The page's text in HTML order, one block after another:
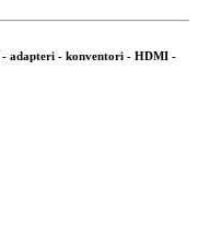
- adapteri - konventori - HDMI -